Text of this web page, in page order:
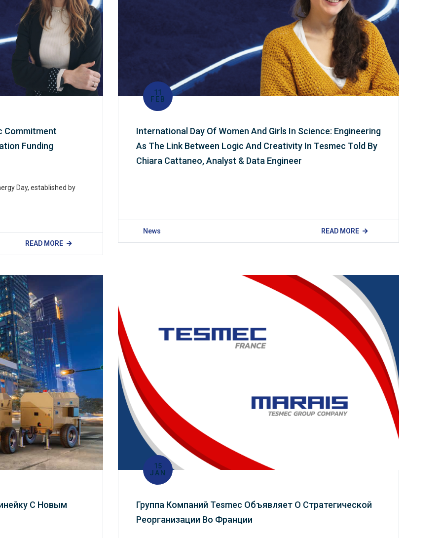
Commitment
Funding
Day, established by
READ MORE
11
FEB
International Day Of Women And Girls In Science: Engineering
As The Link Between Logic And Creativity In Tesmec Told By
Chiara Cattaneo, Analyst & Data Engineer
News READ MORE
С Новым
15
JAN
Группа Компаний Tesmec Объявляет О Стратегической
Реорганизации Во Франции